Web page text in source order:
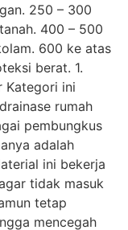
250 – 300
400 – 500
600 ke atas
berat. 1.
Kategori ini
rumah
pembungkus
adalah
ini bekerja
tidak masuk
tetap
mencegah